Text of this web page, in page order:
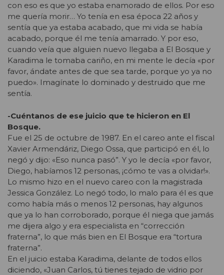
con eso es que yo estaba enamorado de ellos. Por eso
me quería morir… Yo tenía en esa época 22 años y
sentía que ya estaba acabado, que mi vida se había
acabado, porque él me tenía amarrado. Y por eso,
cuando veía que alguien nuevo llegaba a El Bosque y
Karadima le tomaba cariño, en mi mente le decía «por
favor, ándate antes de que sea tarde, porque yo ya no
puedo». Imagínate lo dominado y destruido que me
sentía.
-Cuéntanos de ese juicio que te hicieron en El
Bosque.
Fue el 25 de octubre de 1987. En el careo ante el fiscal
Xavier Armendáriz, Diego Ossa, que participó en él, lo
negó y dijo: «Eso nunca pasó”. Y yo le decía «por favor,
Diego, habíamos 12 personas, ¡cómo te vas a olvidar!».
Lo mismo hizo en el nuevo careo con la magistrada
Jessica González. Lo negó todo, lo malo para él es que
como había más o menos 12 personas, hay algunos
que ya lo han corroborado, porque él niega que jamás
me dijera algo y era especialista en “corrección
fraterna”, lo que más bien en El Bosque era “tortura
fraterna”.
En el juicio estaba Karadima, delante de todos ellos
diciendo, «Juan Carlos, tú tienes tejado de vidrio por